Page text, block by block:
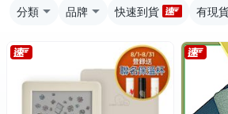
分類 品牌 快速到貨 有現